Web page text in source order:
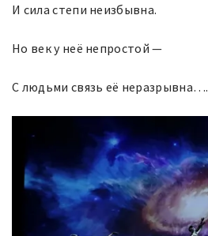
И сила степи неизбывна.
Но век у неё непростой —
С людьми связь её неразрывна….